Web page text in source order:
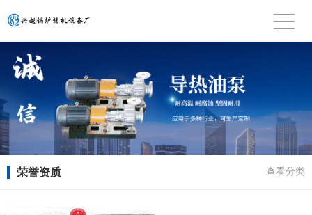
荣誉资质 查看分类